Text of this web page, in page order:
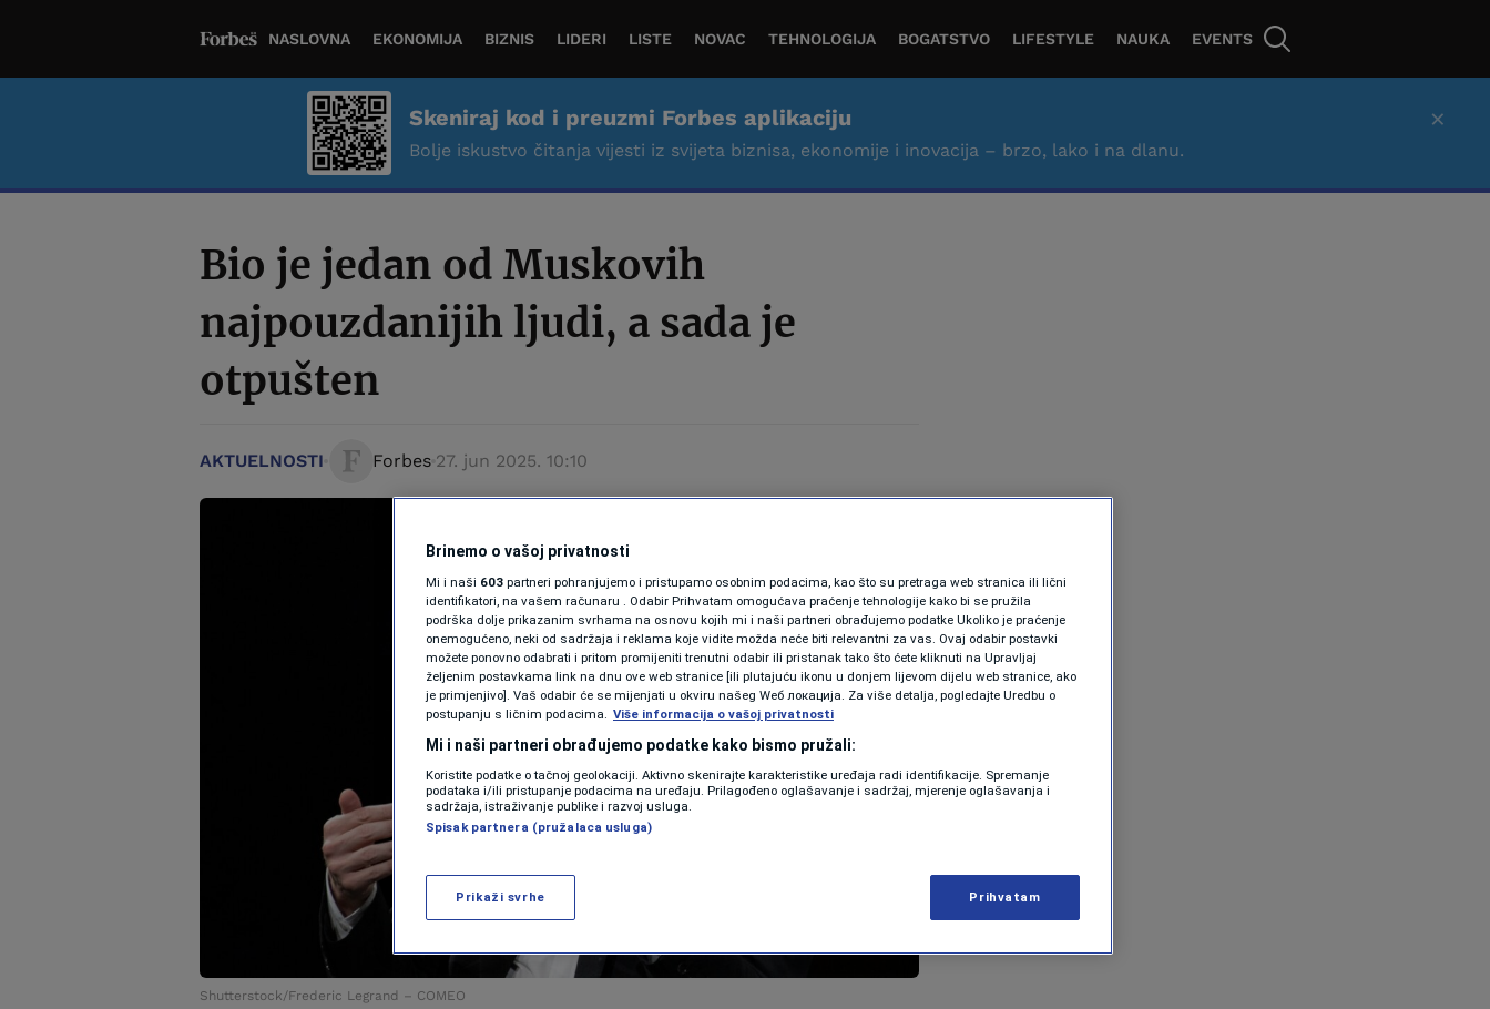
NASLOVNA EKONOMIJA BIZNIS LIDERI LISTE NOVAC TEHNOLOGIJA BOGATSTVO LIFESTYLE NAUKA EVENTS
Skeniraj kod i preuzmi Forbes aplikaciju
Bolje iskustvo čitanja vijesti iz svijeta biznisa, ekonomije i inovacija – brzo, lako i na dlanu.
×
Bio je jedan od Muskovih
najpouzdanijih ljudi, a sada je
otpušten
AKTUELNOSTI Forbes 27. jun 2025. 10:10
Shutterstock/Frederic Legrand – COMEO
Brinemo o vašoj privatnosti
Mi i naši 603 partneri pohranjujemo i pristupamo osobnim podacima, kao što su pretraga web stranica ili lični
identifikatori, na vašem računaru . Odabir Prihvatam omogućava praćenje tehnologije kako bi se pružila
podrška dolje prikazanim svrhama na osnovu kojih mi i naši partneri obrađujemo podatke Ukoliko je praćenje
onemogućeno, neki od sadržaja i reklama koje vidite možda neće biti relevantni za vas. Ovaj odabir postavki
možete ponovno odabrati i pritom promijeniti trenutni odabir ili pristanak tako što ćete kliknuti na Upravljaj
željenim postavkama link na dnu ove web stranice [ili plutajuću ikonu u donjem lijevom dijelu web stranice, ako
je primjenjivo]. Vaš odabir će se mijenjati u okviru našeg Wеб локација. Za više detalja, pogledajte Uredbu o
postupanju s ličnim podacima. Više informacija o vašoj privatnosti
Mi i naši partneri obrađujemo podatke kako bismo pružali:
Koristite podatke o tačnoj geolokaciji. Aktivno skenirajte karakteristike uređaja radi identifikacije. Spremanje
podataka i/ili pristupanje podacima na uređaju. Prilagođeno oglašavanje i sadržaj, mjerenje oglašavanja i
sadržaja, istraživanje publike i razvoj usluga.
Spisak partnera (pružalaca usluga)
Prikaži svrhe Prihvatam